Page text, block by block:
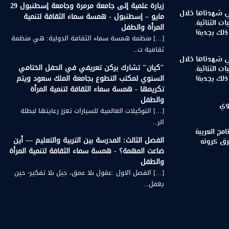
شهدناها خلال
الثنائية.
بجدية!
شهدناها خلال
الثنائية.
بجدية!
العربية
كرونه
زيارة علمية إلى جامعة مرمرة وجامعة إسطنبول 29
مايو – إسطنبول - همسة سماء الثقافة لتنمية
المرأة والطفل
[…] منظمة همسة سماء الثقافة الدولية: هي منظمة
ثقافية ت...
"كيان" تشارك بركن تعريفي في الحفل الختامي
السنوي لمكتب التطوع بجامعة الملك سعود ويتم
تكريمها - همسة سماء الثقافة لتنمية المرأة
والطفل
[…] التوكيلات العالمية للسيارات تعزز رعايتها لبطلة
الر...
الفصل الثالث: المدرسة بين التربية والتعليم — أين
ضاعت المهمة؟ - همسة سماء الثقافة لتنمية المرأة
والطفل
[…] الفصل الاول :عقول بلا عمق، جيل بلا تفكير- حين
يغفل...